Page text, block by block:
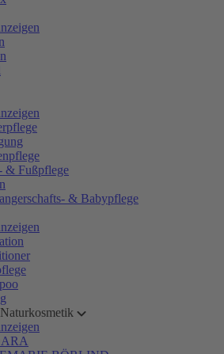
& Fußpflege
& Babypflege